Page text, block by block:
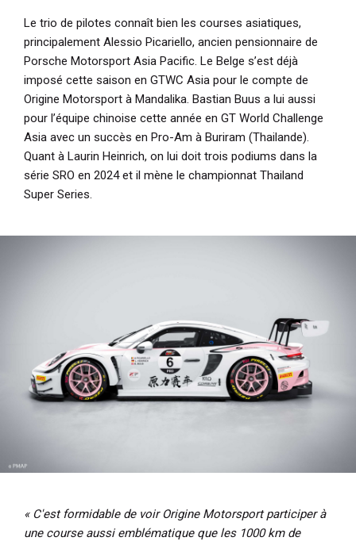
Le trio de pilotes connaît bien les courses asiatiques,
principalement Alessio Picariello, ancien pensionnaire de
Porsche Motorsport Asia Pacific. Le Belge s’est déjà
imposé cette saison en GTWC Asia pour le compte de
Origine Motorsport à Mandalika. Bastian Buus a lui aussi
pour l’équipe chinoise cette année en GT World Challenge
Asia avec un succès en Pro-Am à Buriram (Thailande).
Quant à Laurin Heinrich, on lui doit trois podiums dans la
série SRO en 2024 et il mène le championnat Thailand
Super Series.
« C'est formidable de voir Origine Motorsport participer à
une course aussi emblématique que les 1000 km de